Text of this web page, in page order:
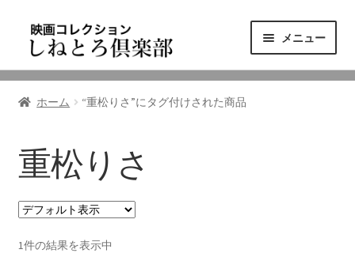
ゲ
シ
ン
へ
キ
プ
テ
ツ
ス
キ
プ
メニュー
ニュース
東三河の映画館
しねとろ倶楽部について
リンクの旅
ホーム “重松りさ”にタグ付けされた商品
重松りさ
1件の結果を表示中